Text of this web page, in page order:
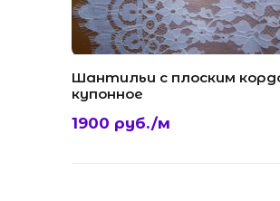
Шантильи с плоским
купонное
1900 руб./м